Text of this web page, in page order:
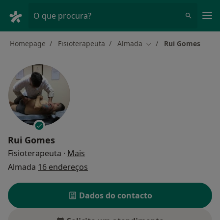
O que procura?
Homepage Fisioterapeuta Almada Mudar de cidade
Rui Gomes
Rui Gomes
Fisioterapeuta · Mais
Almada 16 endereços
Dados do contacto